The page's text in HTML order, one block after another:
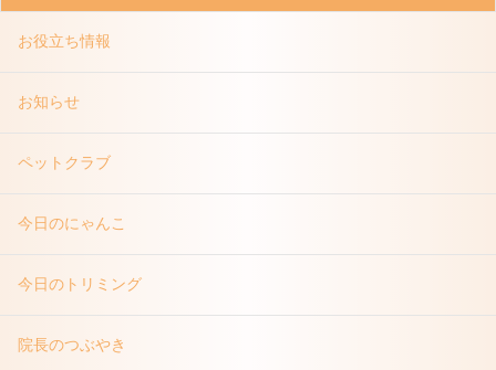
お役立ち情報
お知らせ
ペットクラブ
今日のにゃんこ
今日のトリミング
院長のつぶやき